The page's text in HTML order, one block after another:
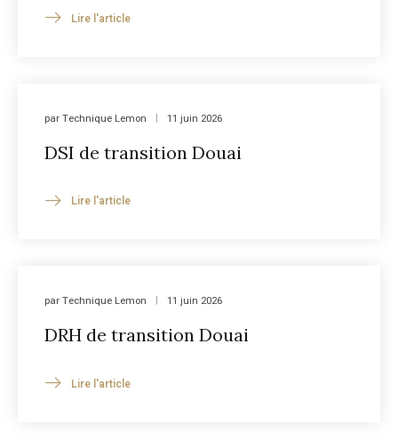
Lire l'article
parTechnique Lemon 11 juin 2026
DSI de transition Douai
Lire l'article
parTechnique Lemon 11 juin 2026
DRH de transition Douai
Lire l'article